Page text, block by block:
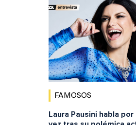
FAMOSOS
Laura Pausini habla